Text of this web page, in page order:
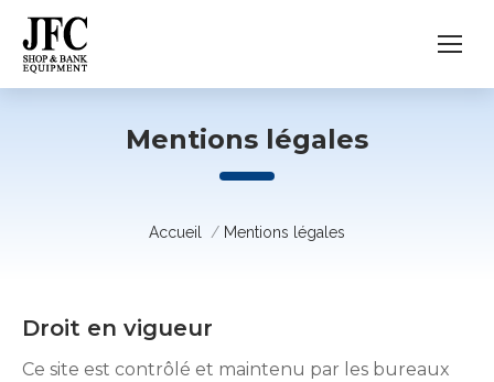
Mentions légales
Accueil Mentions légales
Droit en vigueur
Ce site est contrôlé et maintenu par les bureaux